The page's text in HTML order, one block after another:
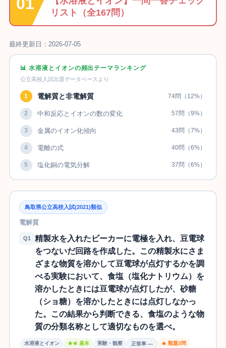
リスト（全167問）
最終更新日：2026-07-05
📊 水溶液とイオンの頻出テーマランキング
公立高校入試出題データベースより
1 電解質と非電解質 74問（12%）
2 中和反応とイオンの数の変化 57問（9%）
3 金属のイオン化傾向 43問（7%）
4 電離の式 40問（6%）
5 塩化銅の電気分解 37問（6%）
鳥取県公立高校入試(2021)類似
電解質
Q1
精製水を入れたビーカーに電極を入れ、豆電球
をつないだ回路を作成した。この精製水にさま
ざまな物質を溶かして豆電球が点灯するかを調
べる実験において、食塩（塩化ナトリウム）を
溶かしたときには豆電球が点灯したが、砂糖
（ショ糖）を溶かしたときには点灯しなかっ
た。この結果から判断できる、食塩のような物
質の分類名称として適切なものを選べ。
水溶液とイオン ★★ 基本 実験・観察 正答率 — 🔥 類題3問